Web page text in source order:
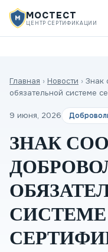
МОСТЕСТ
ЦЕНТР СЕРТИФИКАЦИИ
Главная › Новости › Знак
обязательной системе
9 июня, 2026
ЗНАК
СИСТЕМЕ